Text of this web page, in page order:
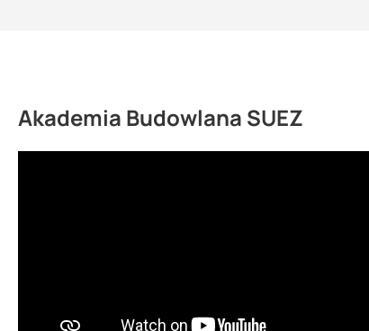
Akademia Budowlana SUEZ